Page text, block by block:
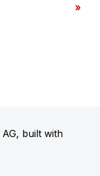
built with